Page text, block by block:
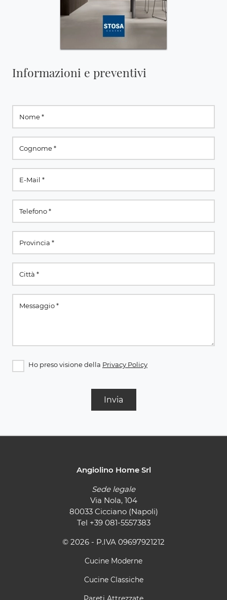
Informazioni e preventivi
Ho preso visione della Privacy Policy
Invia
Angiolino Home Srl
Sede legale
Via Nola, 104
80033 Cicciano (Napoli)
Tel +39 081-5557383
© 2026 - P.IVA 09697921212
Cucine Moderne
Cucine Classiche